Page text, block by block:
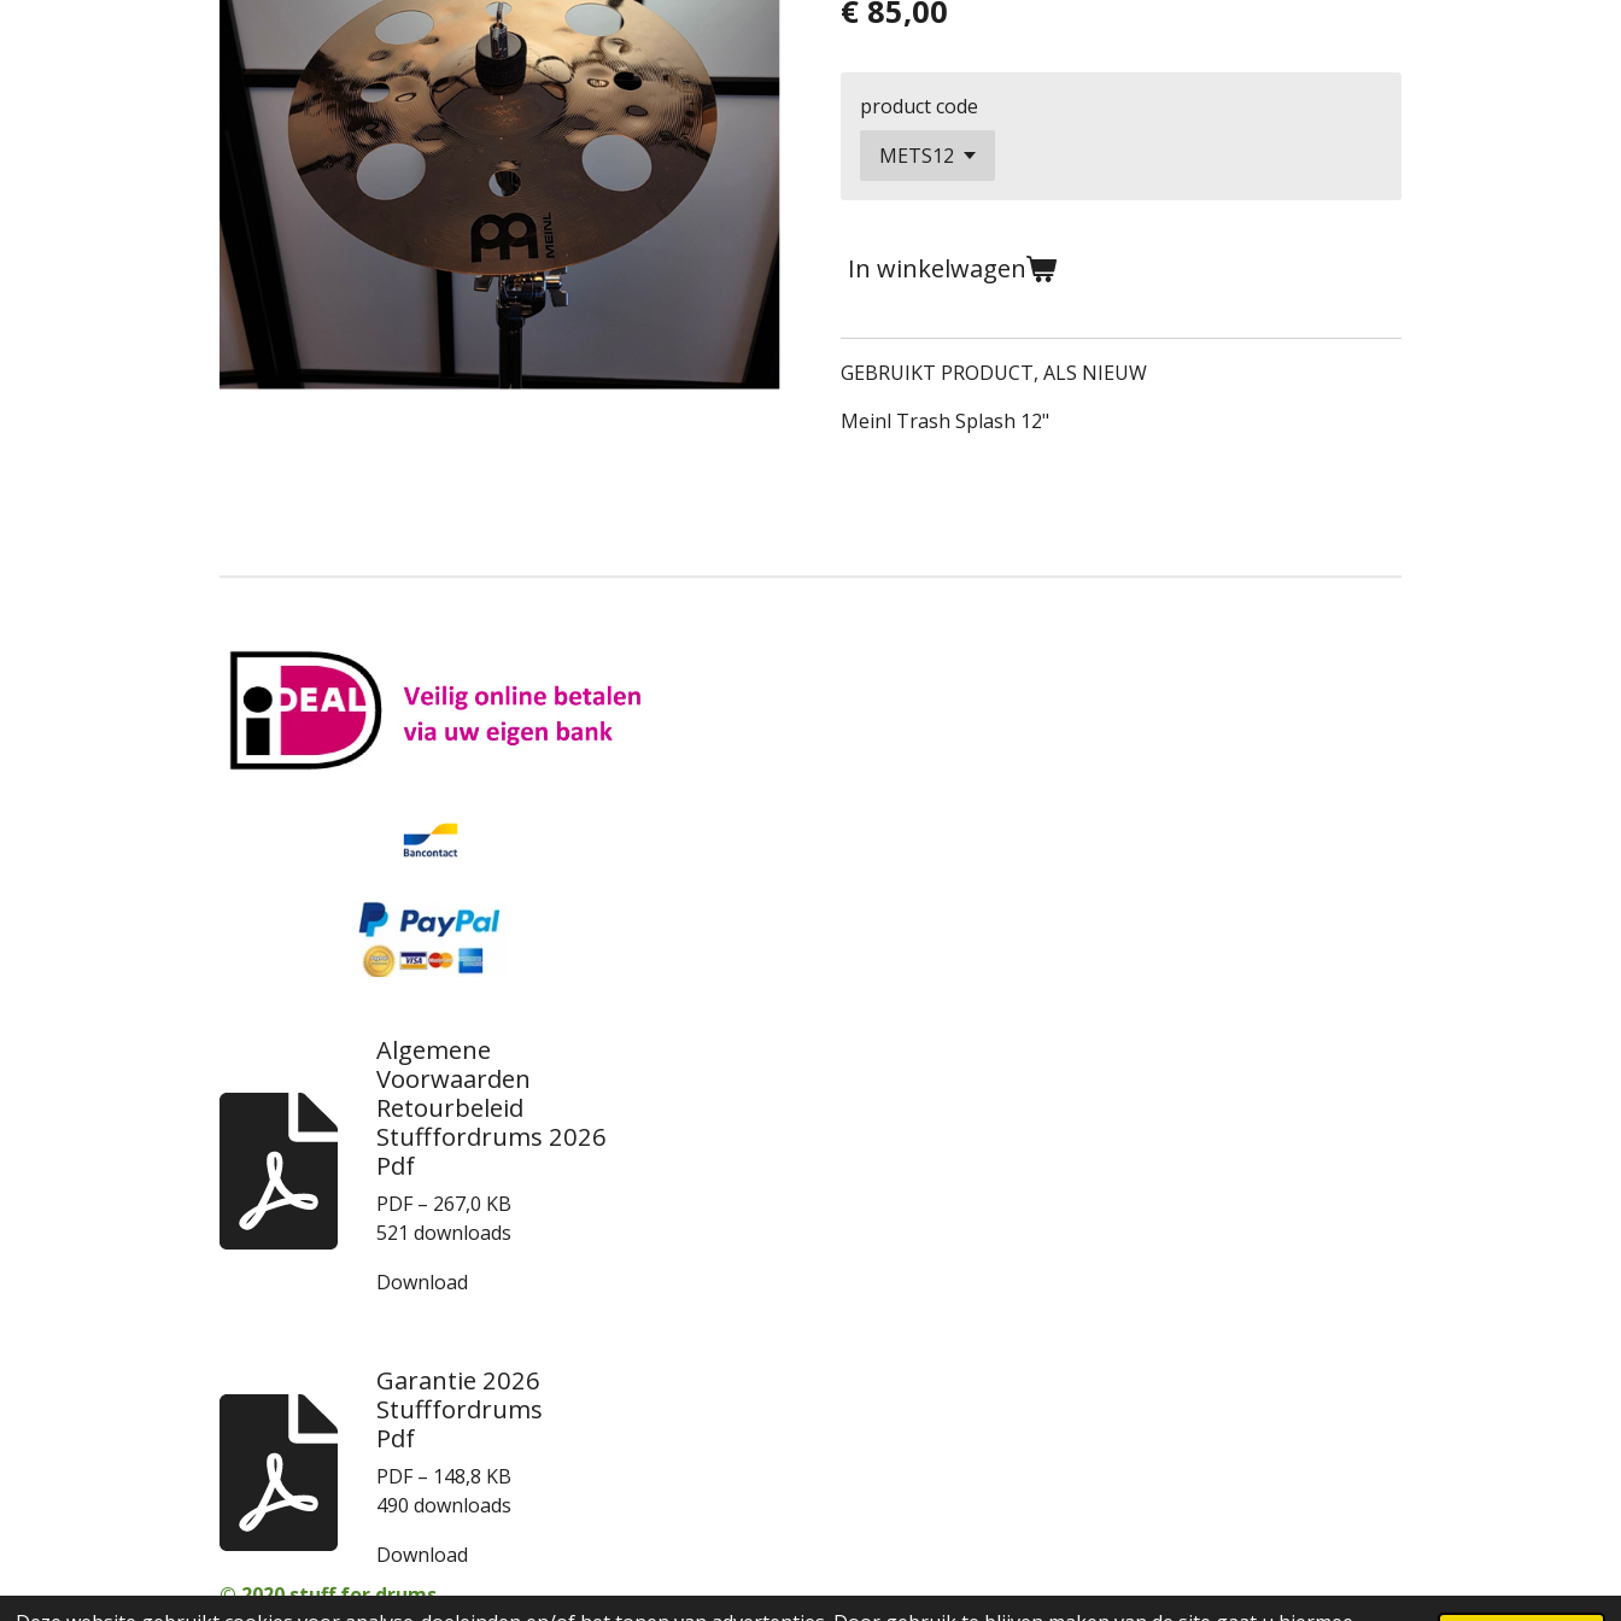
€ 85,00
product code
In winkelwagen
GEBRUIKT PRODUCT, ALS NIEUW
Meinl Trash Splash 12"
Algemene
Voorwaarden
Retourbeleid
Stufffordrums 2026
Pdf
PDF – 267,0 KB
521 downloads
Download
Garantie 2026
Stufffordrums
Pdf
PDF – 148,8 KB
490 downloads
Download
© 2020 stuff for drums